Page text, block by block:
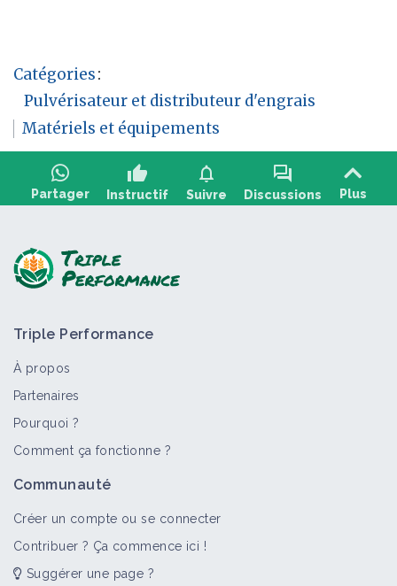
Catégories:
Pulvérisateur et distributeur d'engrais
Matériels et équipements
Partager
thumb_up
Instructif
notifications
Suivre
forum
Discussions Plus
Matériel et équipement
Pulvérisateur trainé
Triple Performance
À propos
Partenaires
Pourquoi ?
Comment ça fonctionne ?
Communauté
Créer un compte ou se connecter
Contribuer ? Ça commence ici !
Suggérer une page ?